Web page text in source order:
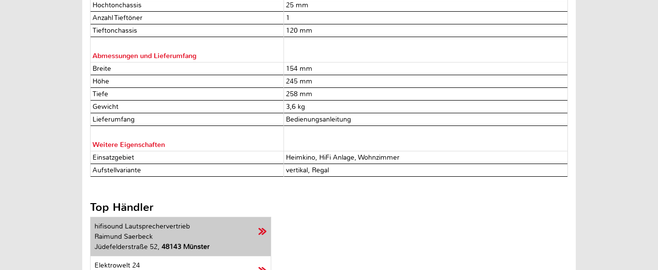
Hochtonchassis
25 mm
Anzahl Tieftöner
1
Tieftonchassis
120 mm
Abmessungen und Lieferumfang
Breite
154 mm
Höhe
245 mm
Tiefe
258 mm
Gewicht
3,6 kg
Lieferumfang
Bedienungsanleitung
Weitere Eigenschaften
Einsatzgebiet
Heimkino, HiFi Anlage, Wohnzimmer
Aufstellvariante
vertikal, Regal
Top Händler
hifisound Lautsprechervertrieb
Raimund Saerbeck
Jüdefelderstraße 52, 48143 Münster
Elektrowelt 24